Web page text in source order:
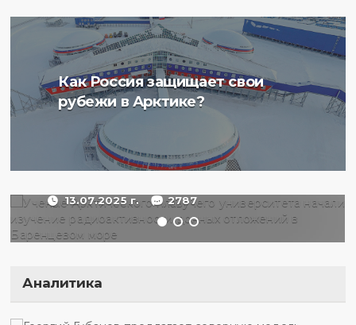
Как Россия защищает свои
рубежи в Арктике?
Ученые Арктического
плавучего университета
радиоактивности донных
отложений в Баренцевом
13.07.2025 г. 2787
Аналитика